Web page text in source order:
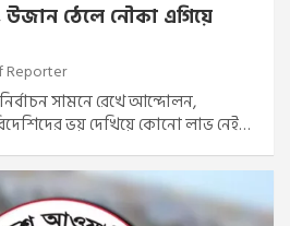
উজান ঠেলে নৌকা এগিয়ে
Reporter
সামনে রেখে আন্দোলন,
ভয় দেখিয়ে কোনো লাভ নেই…